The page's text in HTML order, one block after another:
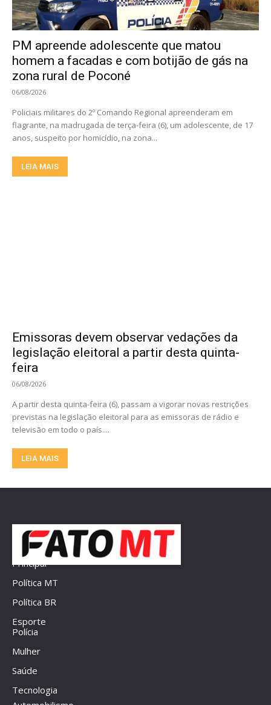
PM apreende adolescente que matou
homem a facadas e com botijão de gás na
zona rural de Poconé
06/08/2026
Policiais militares do 2º Comando Regional apreenderam em
flagrante, na madrugada de terça-feira (6), um adolescente, de 17
anos, suspeito por homicídio, na zona...
LEIA MAIS
Emissoras devem observar vedações da
legislação eleitoral a partir desta quinta-
feira
06/08/2026
A partir desta quinta-feira (6), passam a vigorar novas restrições
previstas na legislação eleitoral para as emissoras de rádio e
televisão em todo o país....
LEIA MAIS
Principal
Política MT
Política BR
Esporte
Polícia
Mulher
Saúde
Tecnologia